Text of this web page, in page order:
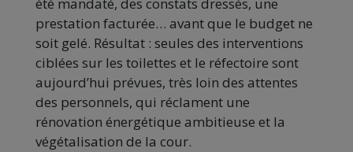
prestation facturée… avant que le budget ne
soit gelé. Résultat : seules des interventions
ciblées sur les toilettes et le réfectoire sont
aujourd’hui prévues, très loin des attentes
des personnels, qui réclament une
rénovation énergétique ambitieuse et la
végétalisation de la cour.